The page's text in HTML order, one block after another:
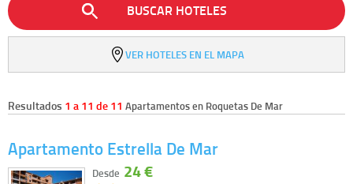
BUSCAR HOTELES
VER HOTELES EN EL MAPA
Resultados 1 a 11 de 11 Apartamentos en Roquetas De Mar
Apartamento Estrella De Mar
Desde 24 €